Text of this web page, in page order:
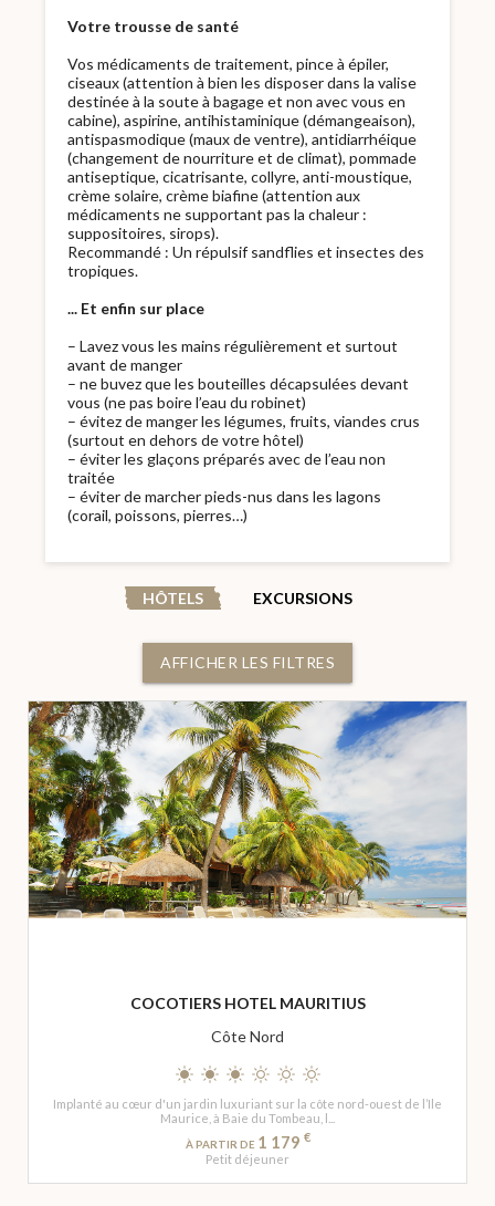
Votre trousse de santé
Vos médicaments de traitement, pince à épiler,
ciseaux (attention à bien les disposer dans la valise
destinée à la soute à bagage et non avec vous en
cabine), aspirine, antihistaminique (démangeaison),
antispasmodique (maux de ventre), antidiarrhéique
(changement de nourriture et de climat), pommade
antiseptique, cicatrisante, collyre, anti-moustique,
crème solaire, crème biafine (attention aux
médicaments ne supportant pas la chaleur :
suppositoires, sirops).
Recommandé : Un répulsif sandflies et insectes des
tropiques.
... Et enfin sur place
– Lavez vous les mains régulièrement et surtout
avant de manger
– ne buvez que les bouteilles décapsulées devant
vous (ne pas boire l’eau du robinet)
– évitez de manger les légumes, fruits, viandes crus
(surtout en dehors de votre hôtel)
– éviter les glaçons préparés avec de l’eau non
traitée
– éviter de marcher pieds-nus dans les lagons
(corail, poissons, pierres…)
HÔTELS EXCURSIONS
AFFICHER LES FILTRES
COCOTIERS HOTEL MAURITIUS
Côte Nord
Implanté au cœur d'un jardin luxuriant sur la côte nord-ouest de l’Ile
Maurice, à Baie du Tombeau, l...
À PARTIR DE 1 179 €
Petit déjeuner